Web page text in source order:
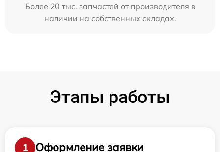
Более 20 тыс. запчастей от производителя в
наличии на собственных складах.
Этапы работы
1
Оформление заявки